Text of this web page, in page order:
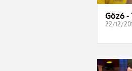
Göz6 -
22/12/